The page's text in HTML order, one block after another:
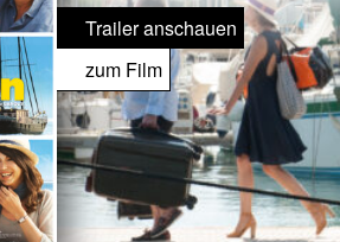
Trailer anschauen
zum Film